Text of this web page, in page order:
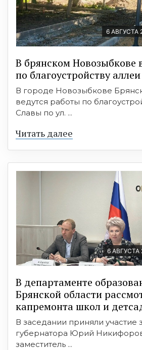
6 АВГУСТА
В брянском Новозыбкове
по благоустройству
В городе Новозыбкове
ведутся работы по
Славы по ул. ...
Читать далее
6 АВГУСТА
В департаменте
Брянской области
капремонта школ и
В заседании приняли участие
губернатора Юрий
заместитель ...